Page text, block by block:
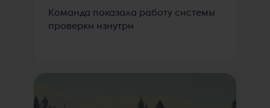
Команда показала работу системы
проверки изнутри